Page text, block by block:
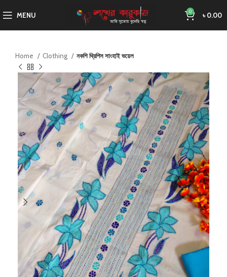
MENU 0 ৳0.00
Home Clothing নকশি থ্রিপিস সাংহাই ভয়েল